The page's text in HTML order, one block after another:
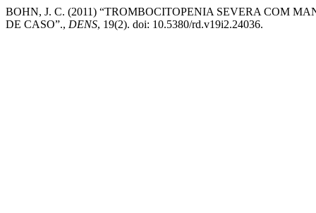
BOHN, J. C. (2011) “TROMBOCITOPENIA SEVERA COM
DE CASO”., DENS, 19(2). doi: 10.5380/rd.v19i2.24036.